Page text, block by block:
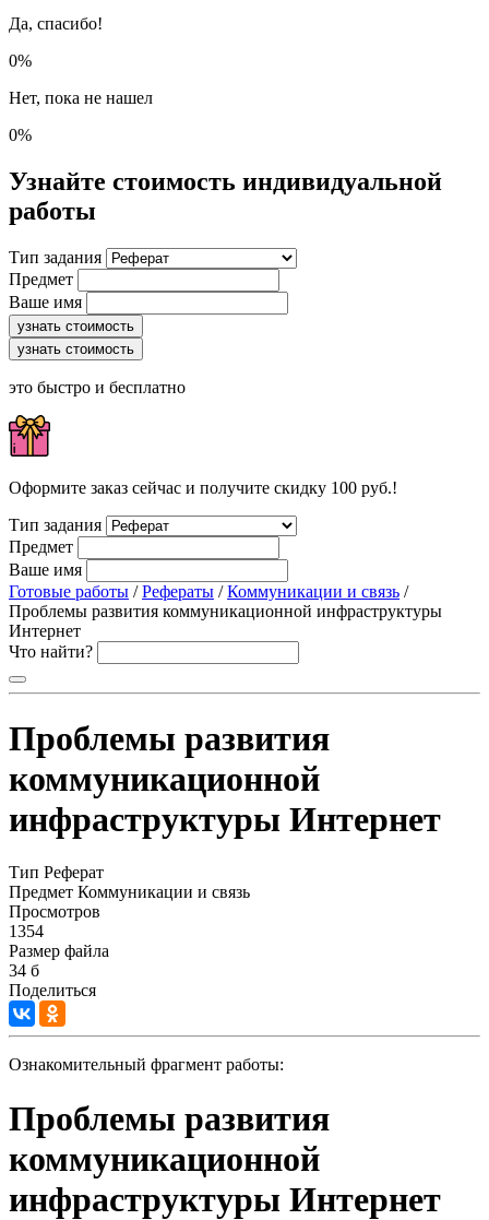
Да, спасибо!
0%
Нет, пока не нашел
0%
Узнайте стоимость индивидуальной
работы
Тип задания
Предмет
Ваше имя
узнать стоимость
узнать стоимость
это быстро и бесплатно
Оформите заказ сейчас и получите скидку 100 руб.!
Тип задания
Предмет
Ваше имя
Готовые работы /Рефераты /Коммуникации и связь /
Проблемы развития коммуникационной инфраструктуры
Интернет
Что найти?
Проблемы развития
коммуникационной
инфраструктуры Интернет
Тип Реферат
Предмет Коммуникации и связь
Просмотров
1354
Размер файла
34 б
Поделиться
Ознакомительный фрагмент работы:
Проблемы развития
коммуникационной
инфраструктуры Интернет